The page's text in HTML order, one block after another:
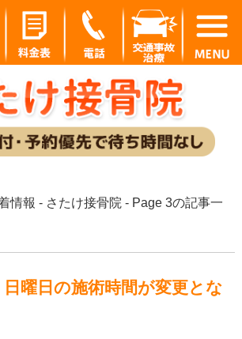
情報 - さたけ接骨院 - Page 3の記事一
曜日の施術時間が変更とな